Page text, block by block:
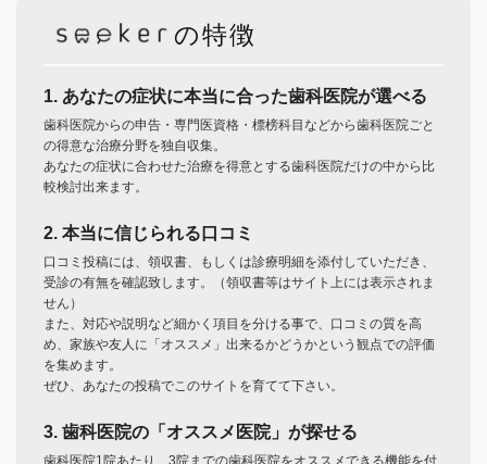
の特徴
1. あなたの症状に本当に合った歯科医院が選べる
歯科医院からの申告・専門医資格・標榜科目などから歯科医院ごと
の得意な治療分野を独自収集。
あなたの症状に合わせた治療を得意とする歯科医院だけの中から比
較検討出来ます。
2. 本当に信じられる口コミ
口コミ投稿には、領収書、もしくは診療明細を添付していただき、
受診の有無を確認致します。（領収書等はサイト上には表示されま
せん）
また、対応や説明など細かく項目を分ける事で、口コミの質を高
め、家族や友人に「オススメ」出来るかどうかという観点での評価
を集めます。
ぜひ、あなたの投稿でこのサイトを育てて下さい。
3. 歯科医院の「オススメ医院」が探せる
歯科医院1院あたり、3院までの歯科医院をオススメできる機能を付